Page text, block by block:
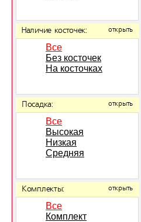
Наличие косточек: открыть
Все
Без косточек
На косточках
Посадка: открыть
Все
Высокая
Низкая
Средняя
Комплекты: открыть
Все
Комплект